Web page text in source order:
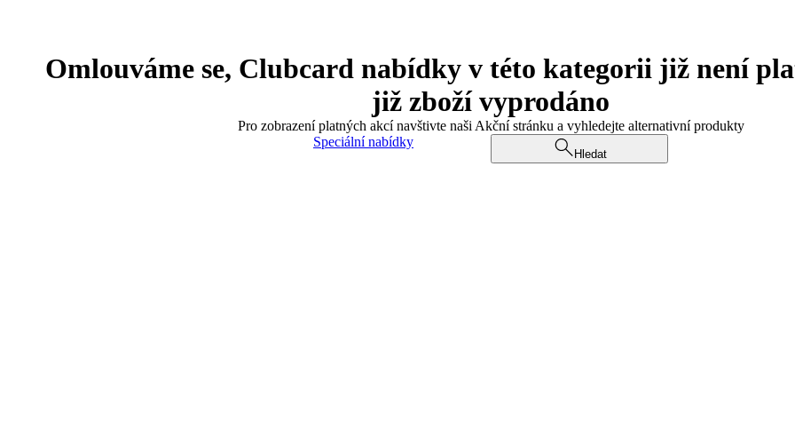
Omlouváme se, Clubcard nabídky v této kategorii již není
již zboží vyprodáno
Pro zobrazení platných akcí navštivte naši Akční stránku a vyhledejte alternativní produkty
Speciální nabídky
Hledat